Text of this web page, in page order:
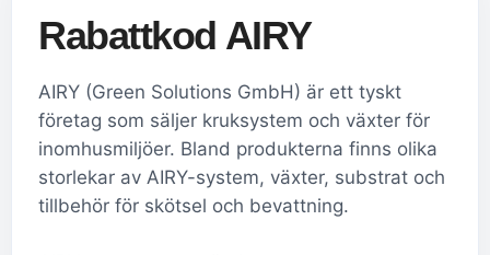
Rabattkod AIRY
AIRY (Green Solutions GmbH) är ett tyskt
företag som säljer kruksystem och växter för
inomhusmiljöer. Bland produkterna finns olika
storlekar av AIRY-system, växter, substrat och
tillbehör för skötsel och bevattning.